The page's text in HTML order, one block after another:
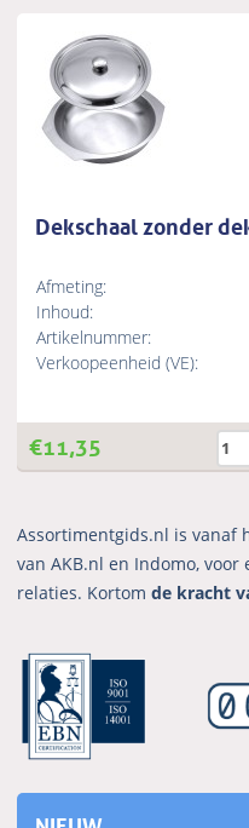
Dekschaal zonder
Afmeting:
Inhoud:
Artikelnummer:
Verkoopeenheid (VE):
€11,35
Assortimentgids.nl is vanaf
van AKB.nl en Indomo, voor
relaties. Kortomde kracht